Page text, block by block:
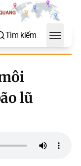
Tìm kiếm
Toggle
lũ